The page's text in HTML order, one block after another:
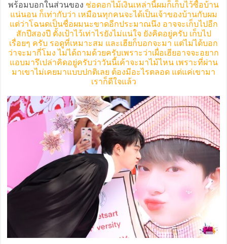
พร้อมบอกในส่วนของ ช่อดอกไม้เงินเหล่านี้ผมก็เก็บไว้ซื้อบ้าน
แน่นอน ก็เท่ากับว่า เหมือนทุกคนจะได้เป็นเจ้าของบ้านกับผม
แต่ว่าโฉนดเป็นชื่อผมนะขาดอีกประมาณนึง อาจจะเก็บไปอีก
สักปีสองปี ตั้งเป้าไว้เท่าไรยังไม่แน่ใจ ยังคิดอยู่ครับ เก็บไป
เรื่อยๆ ครับ รอดูที่เหมาะสม และเฮียก็บอกจะมา แต่ไม่ได้บอก
ว่าจะมากี่โมง ไม่ได้ถามด้วยครับเพราะว่าเผื่อเฮียอาจจะอยาก
แอบมารึเปล่าคิดอยู่ครับว่าวันนี้เค้าจะมาไม้ไหน เพราะที่ผ่าน
มาเขาไม่เคยมาแบบปกติเลย ต้องมีอะไรตลอด แต่แค่เขามา
เราก็ดีใจแล้ว